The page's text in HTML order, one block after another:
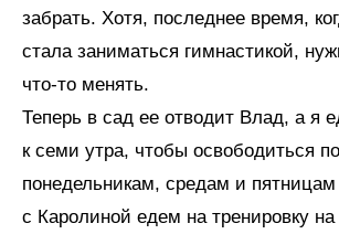
забрать. Хотя, последнее время,
стала заниматься гимнастикой,
что-то менять.
Теперь в сад ее отводит Влад, а я
к семи утра, чтобы освободиться
понедельникам, средам и
с Каролиной едем на тренировку